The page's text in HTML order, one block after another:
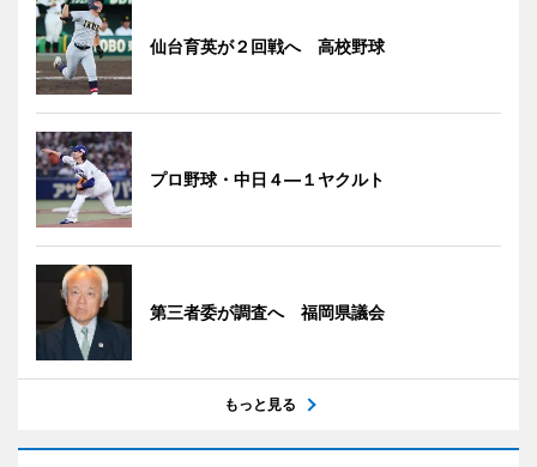
仙台育英が２回戦へ 高校野球
プロ野球・中日４―１ヤクルト
第三者委が調査へ 福岡県議会
もっと見る